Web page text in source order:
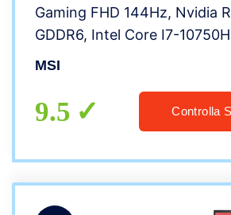
Gaming FHD 144Hz, Nvidia
GDDR6, Intel Core I7-
DDR4 3200MHz, 512GB SSD
ITA]
MSI
9.5 Controlla